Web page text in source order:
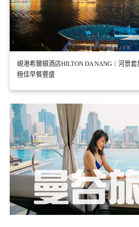
峴港希爾頓酒店HILTON DA NANG｜河景
極佳早餐豐盛